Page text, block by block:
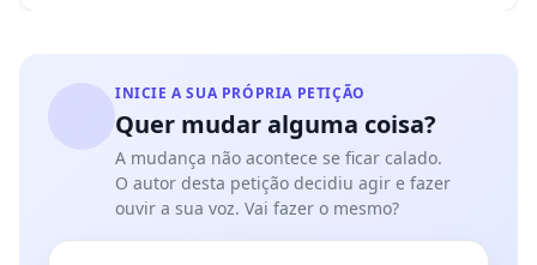
INICIE A SUA PRÓPRIA PETIÇÃO
Quer mudar alguma coisa?
A mudança não acontece se ficar calado.
O autor desta petição decidiu agir e fazer
ouvir a sua voz. Vai fazer o mesmo?